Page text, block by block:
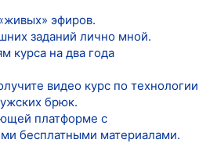
эфиров.
заданий лично мной.
курса на два года
видео курс по технологии
брюк.
платформе с
бесплатными материалами.